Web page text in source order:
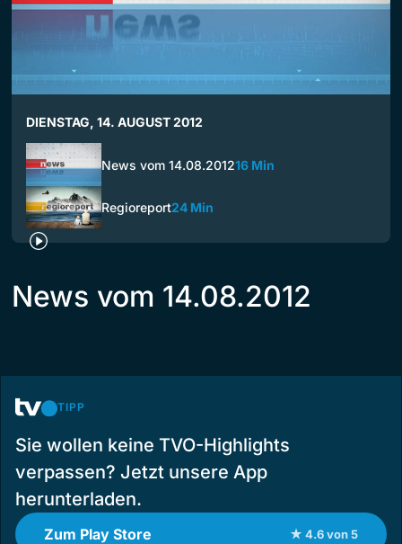
DIENSTAG, 14. AUGUST 2012
News vom 14.08.201216 Min
Regioreport24 Min
News vom 14.08.2012
TIPP
Sie wollen keine TVO-Highlights
verpassen? Jetzt unsere App
herunterladen.
Zum Play Store ★ 4.6 von 5